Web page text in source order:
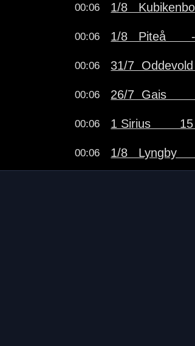
00:06 1/8
00:06 1/8   Piteå
00:06 31/7
00:06 26/7  Gais
00:06 1 Sirius
00:06 1/8   Lyngby